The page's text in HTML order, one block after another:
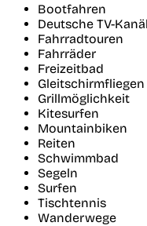
Bootfahren
Deutsche TV-
Fahrradtouren
Fahrräder
Freizeitbad
Gleitschirmfliegen
Grillmöglichkeit
Kitesurfen
Mountainbiken
Reiten
Schwimmbad
Segeln
Surfen
Tischtennis
Wanderwege